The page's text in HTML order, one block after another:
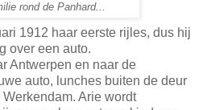
rond de Panhard...
1912 haar eerste rijles, dus hij
over een auto.
Antwerpen en naar de
auto, lunches buiten de deur
Arie wordt